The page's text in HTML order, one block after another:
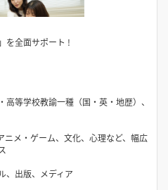
を全面サポート !
等学校教諭一種（国・英・地歴）、
メ・ゲーム、文化、心理など、幅広
、出版、メディア